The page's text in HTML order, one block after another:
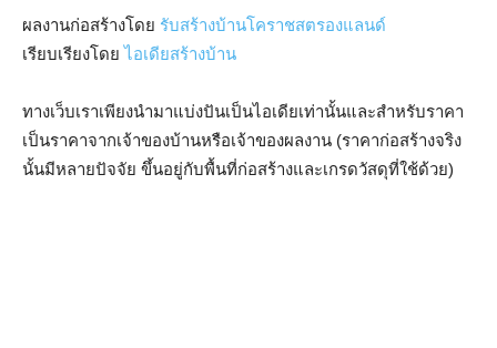
ผลงานก่อสร้างโดย รับสร้างบ้านโคราชสตรองแลนด์
เรียบเรียงโดยไอเดียสร้างบ้าน
ทางเว็บเราเพียงนำมาแบ่งปันเป็นไอเดียเท่านั้นและสำหรับราคา
เป็นราคาจากเจ้าของบ้านหรือเจ้าของผลงาน (ราคาก่อสร้างจริง
นั้นมีหลายปัจจัย ขึ้นอยู่กับพื้นที่ก่อสร้างและเกรดวัสดุที่ใช้ด้วย)